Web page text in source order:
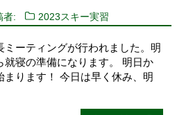
者: 2023スキー実習
ーティングが行われました。明
就寝の準備になります。 明日か
まります！ 今日は早く休み、明